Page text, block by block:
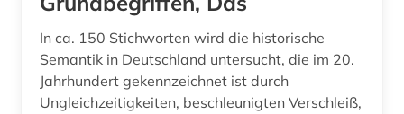
schriftsteller (1)
arthur (1)
artikel (1)
Rumänien (4)
Russland, Sowjetunion (5)
Sachsen (1)
In ca. 150 Stichworten wird die historische
Semantik in Deutschland untersucht, die im 20.
Jahrhundert gekennzeichnet ist durch
Ungleichzeitigkeiten, beschleunigten Verschleiß,